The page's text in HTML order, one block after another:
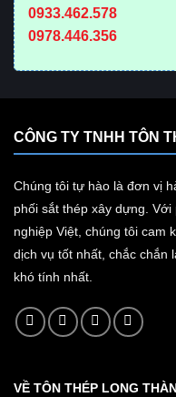
0933.462.578
0978.446.356
CÔNG TY TNHH TÔN
Chúng tôi tự hào là đơn vị
phối sắt thép xây dựng.
nghiệp Việt, chúng tôi cam
dịch vụ tốt nhất, chắc chắn
khó tính nhất.
VỀ TÔN THÉP LONG